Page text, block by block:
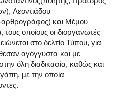
Λεοντιάδου
και Μέμου
τους οποίους οι διοργανωτές
στο δελτίο Τύπου, για
αγόγγυστα και με
όλη διαδικασία, καθώς και
με την οποία